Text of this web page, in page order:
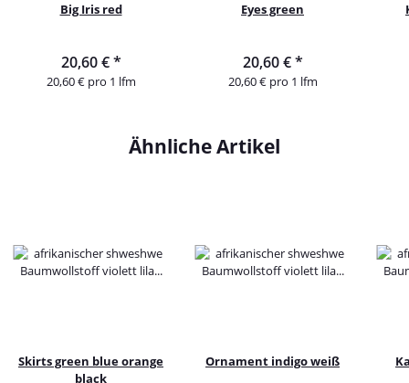
Big Iris red
20,60 €*
20,60 € pro 1 lfm
Eyes green
20,60 €*
20,60 € pro 1 lfm
Ähnliche Artikel
Skirts green blue orange
black
Ornament indigo weiß